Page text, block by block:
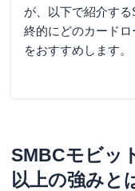
が、以下で紹介す
終的にどのカード
をおすすめします。
SMBCモビッ
以上の強みと